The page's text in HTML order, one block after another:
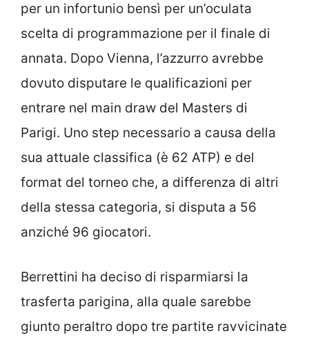
per un infortunio bensì per un’oculata
scelta di programmazione per il finale di
annata. Dopo Vienna, l’azzurro avrebbe
dovuto disputare le qualificazioni per
entrare nel main draw del Masters di
Parigi. Uno step necessario a causa della
sua attuale classifica (è 62 ATP) e del
format del torneo che, a differenza di altri
della stessa categoria, si disputa a 56
anziché 96 giocatori.
Berrettini ha deciso di risparmiarsi la
trasferta parigina, alla quale sarebbe
giunto peraltro dopo tre partite ravvicinate